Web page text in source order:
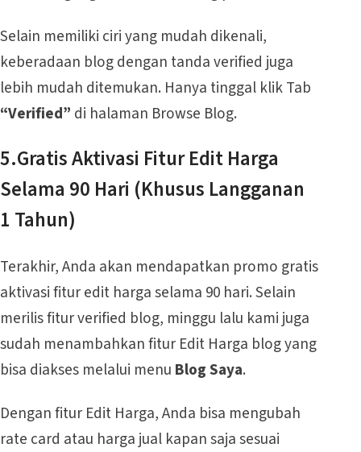
Selain memiliki ciri yang mudah dikenali,
keberadaan blog dengan tanda verified juga
lebih mudah ditemukan. Hanya tinggal klik Tab
“Verified” di halaman Browse Blog.
5.Gratis Aktivasi Fitur Edit Harga
Selama 90 Hari (Khusus Langganan
1 Tahun)
Terakhir, Anda akan mendapatkan promo gratis
aktivasi fitur edit harga selama 90 hari. Selain
merilis fitur verified blog, minggu lalu kami juga
sudah menambahkan fitur Edit Harga blog yang
bisa diakses melalui menu Blog Saya.
Dengan fitur Edit Harga, Anda bisa mengubah
rate card atau harga jual kapan saja sesuai